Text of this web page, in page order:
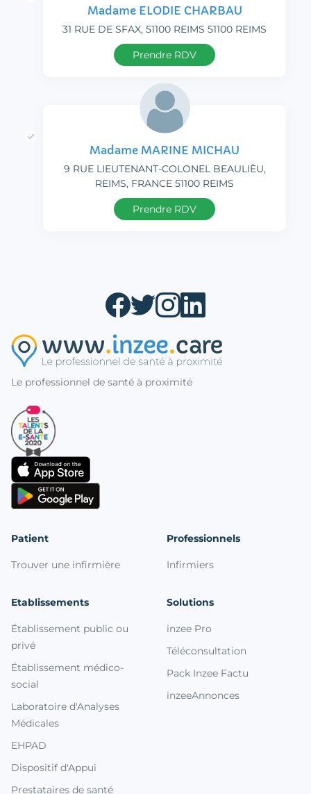
Madame ELODIE CHARBAU
31 RUE DE SFAX, 51100 REIMS 51100 REIMS
Prendre RDV
Madame MARINE MICHAU
9 RUE LIEUTENANT-COLONEL BEAULIÈU,
REIMS, FRANCE 51100 REIMS
Prendre RDV
Le professionnel de santé à proximité
Patient
Trouver une infirmière
Professionnels
Infirmiers
Etablissements
Établissement public ou
privé
Établissement médico-
social
Laboratoire d'Analyses
Médicales
EHPAD
Dispositif d'Appui
Prestataires de santé
Solutions
inzee Pro
Téléconsultation
Pack Inzee Factu
inzeeAnnonces